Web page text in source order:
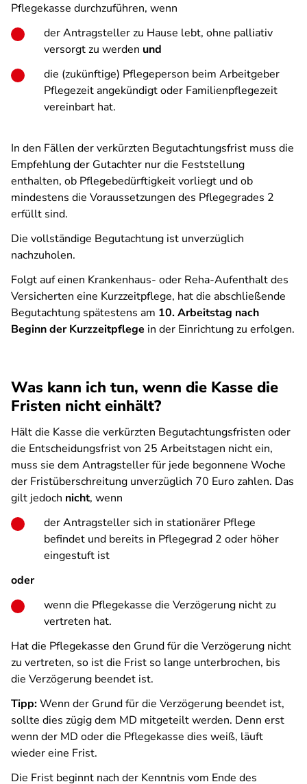
Pflegekasse durchzuführen, wenn
der Antragsteller zu Hause lebt, ohne palliativ
versorgt zu werden und
die (zukünftige) Pflegeperson beim Arbeitgeber
Pflegezeit angekündigt oder Familienpflegezeit
vereinbart hat.
In den Fällen der verkürzten Begutachtungsfrist muss die
Empfehlung der Gutachter nur die Feststellung
enthalten, ob Pflegebedürftigkeit vorliegt und ob
mindestens die Voraussetzungen des Pflegegrades 2
erfüllt sind.
Die vollständige Begutachtung ist unverzüglich
nachzuholen.
Folgt auf einen Krankenhaus- oder Reha-Aufenthalt des
Versicherten eine Kurzzeitpflege, hat die abschließende
Begutachtung spätestens am 10. Arbeitstag nach
Beginn der Kurzzeitpflege in der Einrichtung zu erfolgen.
Was kann ich tun, wenn die Kasse die
Fristen nicht einhält?
Hält die Kasse die verkürzten Begutachtungsfristen oder
die Entscheidungsfrist von 25 Arbeitstagen nicht ein,
muss sie dem Antragsteller für jede begonnene Woche
der Fristüberschreitung unverzüglich 70 Euro zahlen. Das
gilt jedoch nicht, wenn
der Antragsteller sich in stationärer Pflege
befindet und bereits in Pflegegrad 2 oder höher
eingestuft ist
oder
wenn die Pflegekasse die Verzögerung nicht zu
vertreten hat.
Hat die Pflegekasse den Grund für die Verzögerung nicht
zu vertreten, so ist die Frist so lange unterbrochen, bis
die Verzögerung beendet ist.
Tipp:Wenn der Grund für die Verzögerung beendet ist,
sollte dies zügig dem MD mitgeteilt werden. Denn erst
wenn der MD oder die Pflegekasse dies weiß, läuft
wieder eine Frist.
Die Frist beginnt nach der Kenntnis vom Ende des